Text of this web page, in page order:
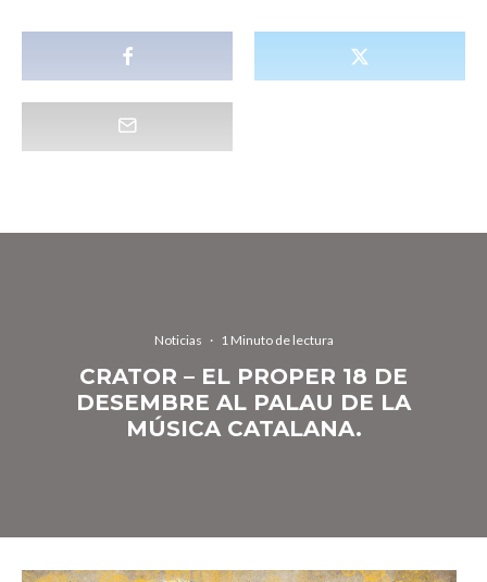
Noticias · 1 Minuto de lectura
CRATOR – EL PROPER 18 DE
DESEMBRE AL PALAU DE LA
MÚSICA CATALANA.